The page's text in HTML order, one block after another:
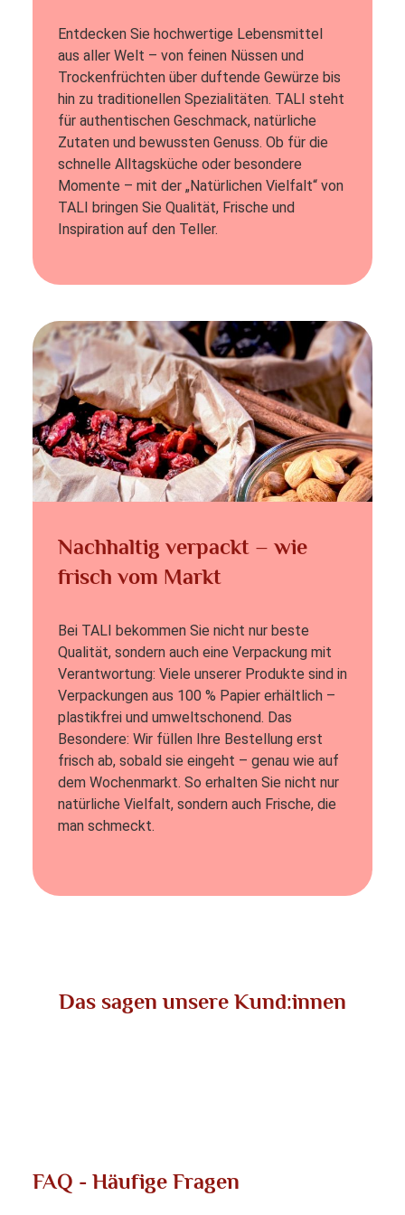
Entdecken Sie hochwertige Lebensmittel
aus aller Welt – von feinen Nüssen und
Trockenfrüchten über duftende Gewürze bis
hin zu traditionellen Spezialitäten. TALI steht
für authentischen Geschmack, natürliche
Zutaten und bewussten Genuss. Ob für die
schnelle Alltagsküche oder besondere
Momente – mit der „Natürlichen Vielfalt“ von
TALI bringen Sie Qualität, Frische und
Inspiration auf den Teller.
Nachhaltig verpackt – wie
frisch vom Markt
Bei TALI bekommen Sie nicht nur beste
Qualität, sondern auch eine Verpackung mit
Verantwortung: Viele unserer Produkte sind in
Verpackungen aus 100 % Papier erhältlich –
plastikfrei und umweltschonend. Das
Besondere: Wir füllen Ihre Bestellung erst
frisch ab, sobald sie eingeht – genau wie auf
dem Wochenmarkt. So erhalten Sie nicht nur
natürliche Vielfalt, sondern auch Frische, die
man schmeckt.
Das sagen unsere Kund:innen
FAQ - Häufige Fragen